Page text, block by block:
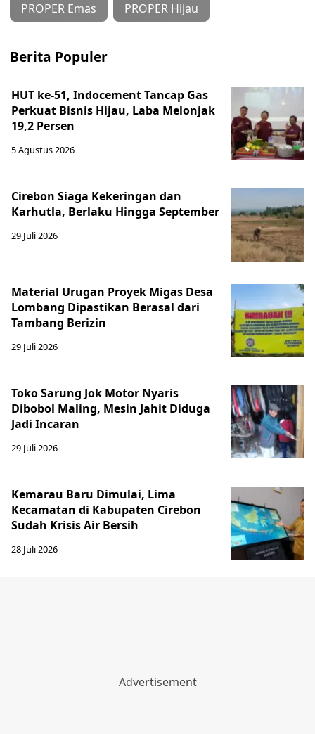
PROPER Emas PROPER Hijau
Berita Populer
HUT ke-51, Indocement Tancap Gas
Perkuat Bisnis Hijau, Laba Melonjak
19,2 Persen
5 Agustus 2026
Cirebon Siaga Kekeringan dan
Karhutla, Berlaku Hingga September
29 Juli 2026
Material Urugan Proyek Migas Desa
Lombang Dipastikan Berasal dari
Tambang Berizin
29 Juli 2026
Toko Sarung Jok Motor Nyaris
Dibobol Maling, Mesin Jahit Diduga
Jadi Incaran
29 Juli 2026
Kemarau Baru Dimulai, Lima
Kecamatan di Kabupaten Cirebon
Sudah Krisis Air Bersih
28 Juli 2026